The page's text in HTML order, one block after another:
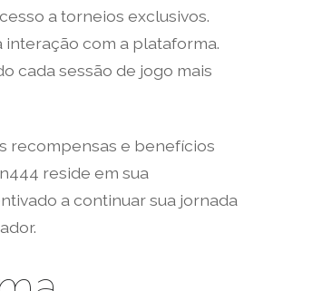
a torneios exclusivos.
com a plataforma.
cada sessão de jogo mais
recompensas e benefícios
reside em sua
a continuar sua jornada